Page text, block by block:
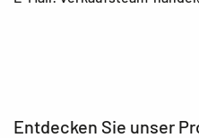
Entdecken Sie unser